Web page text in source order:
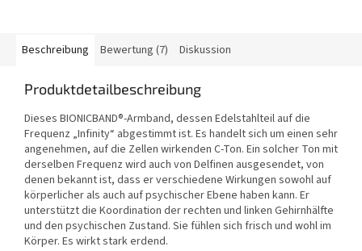
Beschreibung Bewertung (7) Diskussion
Produktdetailbeschreibung
Dieses BIONICBAND®-Armband, dessen Edelstahlteil auf die
Frequenz „Infinity“ abgestimmt ist. Es handelt sich um einen sehr
angenehmen, auf die Zellen wirkenden C-Ton. Ein solcher Ton mit
derselben Frequenz wird auch von Delfinen ausgesendet, von
denen bekannt ist, dass er verschiedene Wirkungen sowohl auf
körperlicher als auch auf psychischer Ebene haben kann. Er
unterstützt die Koordination der rechten und linken Gehirnhälfte
und den psychischen Zustand. Sie fühlen sich frisch und wohl im
Körper. Es wirkt stark erdend.